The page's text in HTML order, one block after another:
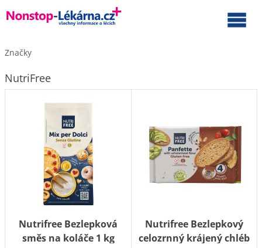
Značky
NutriFree
Nutrifree Bezlepková
směs na koláče 1 kg
Nutrifree Bezlepkový
celozrnný krájený chléb